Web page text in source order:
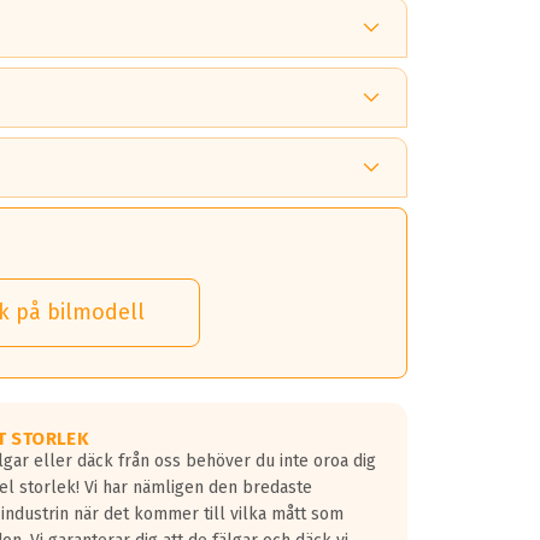
på.
däck.
på bilmodell
STORLEK
eller däck från oss behöver du inte oroa dig
storlek! Vi har nämligen den bredaste
när det kommer till vilka mått som